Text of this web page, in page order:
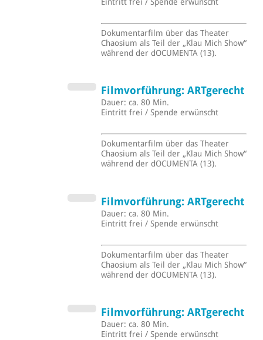
Dokumentarfilm über das Theater
Chaosium als Teil der „Klau Mich Show“
während der dOCUMENTA (13).
Filmvorführung: ARTgerecht
Dauer: ca. 80 Min.
Eintritt frei / Spende erwünscht
Dokumentarfilm über das Theater
Chaosium als Teil der „Klau Mich Show“
während der dOCUMENTA (13).
Filmvorführung: ARTgerecht
Dauer: ca. 80 Min.
Eintritt frei / Spende erwünscht
Dokumentarfilm über das Theater
Chaosium als Teil der „Klau Mich Show“
während der dOCUMENTA (13).
Filmvorführung: ARTgerecht
Dauer: ca. 80 Min.
Eintritt frei / Spende erwünscht